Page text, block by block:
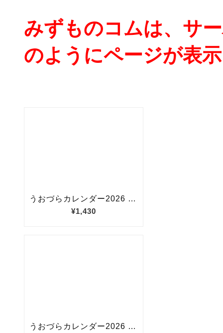
みずものコムは、サ
のようにページが表